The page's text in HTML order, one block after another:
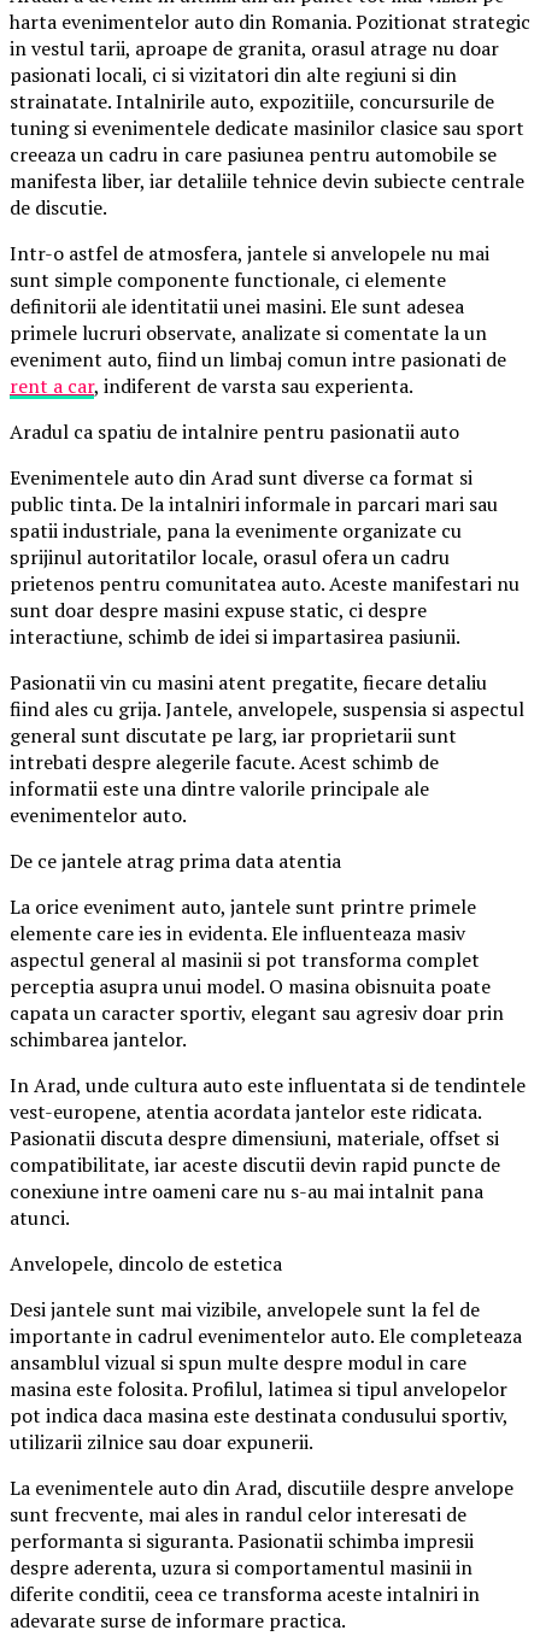
harta evenimentelor auto din Romania. Pozitionat strategic
in vestul tarii, aproape de granita, orasul atrage nu doar
pasionati locali, ci si vizitatori din alte regiuni si din
strainatate. Intalnirile auto, expozitiile, concursurile de
tuning si evenimentele dedicate masinilor clasice sau sport
creeaza un cadru in care pasiunea pentru automobile se
manifesta liber, iar detaliile tehnice devin subiecte centrale
de discutie.
Intr-o astfel de atmosfera, jantele si anvelopele nu mai
sunt simple componente functionale, ci elemente
definitorii ale identitatii unei masini. Ele sunt adesea
primele lucruri observate, analizate si comentate la un
eveniment auto, fiind un limbaj comun intre pasionati de
rent a car, indiferent de varsta sau experienta.
Aradul ca spatiu de intalnire pentru pasionatii auto
Evenimentele auto din Arad sunt diverse ca format si
public tinta. De la intalniri informale in parcari mari sau
spatii industriale, pana la evenimente organizate cu
sprijinul autoritatilor locale, orasul ofera un cadru
prietenos pentru comunitatea auto. Aceste manifestari nu
sunt doar despre masini expuse static, ci despre
interactiune, schimb de idei si impartasirea pasiunii.
Pasionatii vin cu masini atent pregatite, fiecare detaliu
fiind ales cu grija. Jantele, anvelopele, suspensia si aspectul
general sunt discutate pe larg, iar proprietarii sunt
intrebati despre alegerile facute. Acest schimb de
informatii este una dintre valorile principale ale
evenimentelor auto.
De ce jantele atrag prima data atentia
La orice eveniment auto, jantele sunt printre primele
elemente care ies in evidenta. Ele influenteaza masiv
aspectul general al masinii si pot transforma complet
perceptia asupra unui model. O masina obisnuita poate
capata un caracter sportiv, elegant sau agresiv doar prin
schimbarea jantelor.
In Arad, unde cultura auto este influentata si de tendintele
vest-europene, atentia acordata jantelor este ridicata.
Pasionatii discuta despre dimensiuni, materiale, offset si
compatibilitate, iar aceste discutii devin rapid puncte de
conexiune intre oameni care nu s-au mai intalnit pana
atunci.
Anvelopele, dincolo de estetica
Desi jantele sunt mai vizibile, anvelopele sunt la fel de
importante in cadrul evenimentelor auto. Ele completeaza
ansamblul vizual si spun multe despre modul in care
masina este folosita. Profilul, latimea si tipul anvelopelor
pot indica daca masina este destinata condusului sportiv,
utilizarii zilnice sau doar expunerii.
La evenimentele auto din Arad, discutiile despre anvelope
sunt frecvente, mai ales in randul celor interesati de
performanta si siguranta. Pasionatii schimba impresii
despre aderenta, uzura si comportamentul masinii in
diferite conditii, ceea ce transforma aceste intalniri in
adevarate surse de informare practica.